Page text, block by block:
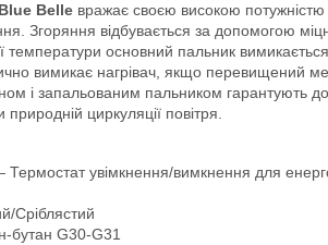
Belle вражає своєю високою
Згоряння відбувається за допомогою
температури основний пальник
вимикає нагрівач, якщо перевищений
і запальованим пальником гарантують
природній циркуляції повітря.
увімкнення/вимкнення для
Сріблястий
G30-G31